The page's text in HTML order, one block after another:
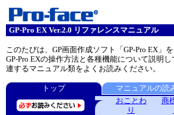
GP-Pro EX Ver.2.0 リファレンスマニュアル
このたびは、GP画面作成ソフト「GP-Pro EX
GP-Pro EXの操作方法と各種機能について説明
連するマニュアル類をよくお読みください。
トップ
マニュアルの読
おことわ
り
商